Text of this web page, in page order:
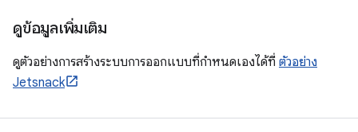
ดูข้อมูลเพิ่มเติม
ดูตัวอย่างการสร้างระบบการออกแบบที่กำหนดเองได้ที่ ตัวอย่าง
Jetsnack